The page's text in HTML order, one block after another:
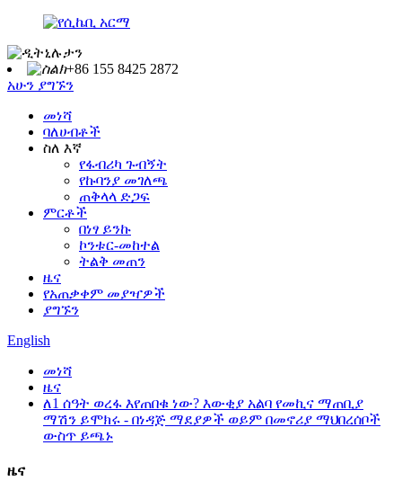
+86 155 8425 2872
አሁን ያግኙን
መነሻ
ባለሀብቶች
ስለ እኛ
የፋብሪካ ጉብኝት
የኩባንያ መገለጫ
ጠቅላላ ድጋፍ
ምርቶች
በነፃ ይንኩ
ኮንቱር-መከተል
ትልቅ መጠን
ዜና
የአጠቃቀም መያዣዎች
ያግኙን
English
መነሻ
ዜና
ለ1 ሰዓት ወረፋ እየጠበቁ ነው? እውቂያ አልባ የመኪና ማጠቢያ
ማሽን ይሞክሩ - በነዳጅ ማደያዎች ወይም በመኖሪያ ማህበረሰቦች
ውስጥ ይጫኑ
ዜና